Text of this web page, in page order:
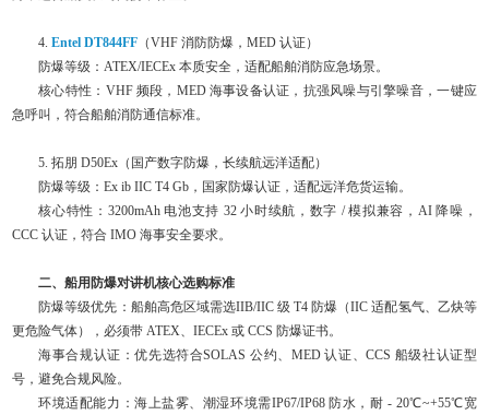
4.Entel DT844FF （VHF 消防防爆，MED 认证）
防爆等级：ATEX/IECEx 本质安全，适配船舶消防应急场景。
核心特性：VHF 频段，MED 海事设备认证，抗强风噪与引擎噪音，一键应
急呼叫，符合船舶消防通信标准。
5. 拓朋 D50Ex（国产数字防爆，长续航远洋适配）
防爆等级：Ex ib IIC T4 Gb，国家防爆认证，适配远洋危货运输。
核心特性：3200mAh 电池支持 32 小时续航，数字 / 模拟兼容，AI 降噪，
CCC 认证，符合 IMO 海事安全要求。
二、船用防爆对讲机核心选购标准
防爆等级优先：船舶高危区域需选IIB/IIC 级 T4 防爆（IIC 适配氢气、乙炔等
更危险气体），必须带 ATEX、IECEx 或 CCS 防爆证书。
海事合规认证：优先选符合SOLAS 公约、MED 认证、CCS 船级社认证型
号，避免合规风险。
环境适配能力：海上盐雾、潮湿环境需IP67/IP68 防水，耐 - 20℃~+55℃宽